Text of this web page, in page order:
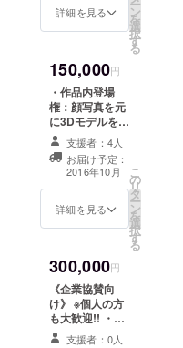
に記名 ・特定の
・記念冊子、
『江戸の町』特
注ハコスコ ・
『江戸の町VR』
ソフト(PCダウ
ンロード版） ・
お礼メール、
CAMPFIREメッ
セージでの開発
状況報告
詳細を見る ー
ン
を
選
択
す
る
150,000円
・作品内登場
権：顔写真を元
に3Dモデルを製
作 【男】侍、
【女】芸者 ・エ
ンドロールにス
ペシャルサンク
スとして記名 ・
作品内ののぼり
格（ランクA：
無制限） ・記念
冊子、『江戸の
町』特注ハコス
コ ・『江戸の町
VR』ソフト(PC
支援者：4人
お届け予定：
2016年10月
詳細を見る
こ
の
リ
タ
ー
ン
を
選
択
す
る
300,000円
《企業協賛向
け》 ※個人の方
も大歓迎!! ・作
品内の看板に企
支援者：0人